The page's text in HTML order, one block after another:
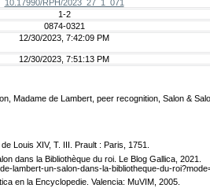
10.17990/RPH/2023_27_1_071
1-2
0874-0321
12/30/2023, 7:42:09 PM
12/30/2023, 7:51:13 PM
Madame de Lambert, peer recognition, Salon &
Louis XIV, T. III. Prault : Paris, 1751.
dans la Bibliothèque du roi. Le Blog Gallica, 2021.
lambert-un-salon-dans-la-bibliotheque-du-
en la Encyclopedie. Valencia: MuVIM, 2005.